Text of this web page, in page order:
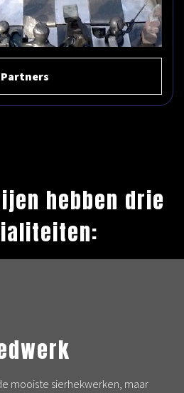
Partners
hebben drie
mooiste sierhekwerken, maar